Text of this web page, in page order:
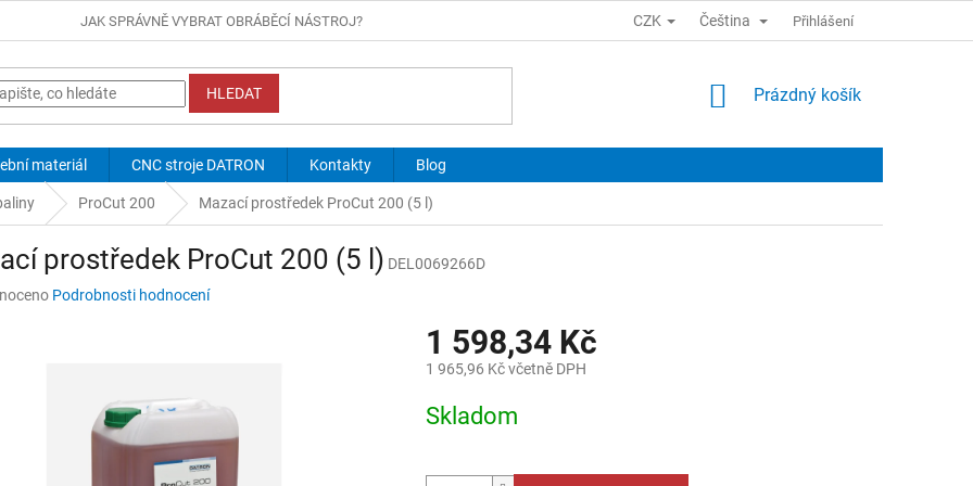
JAK SPRÁVNĚ VYBRAT OBRÁBĚCÍ NÁSTROJ? CZK Čeština Přihlášení
HLEDAT
NÁKUPNÍ
Prázdný košík
materiál CNC stroje DATRON Kontakty Blog
ProCut 200 Mazací prostředek ProCut 200 (5 l)
prostředek ProCut 200 (5 l) DEL0069266D
Podrobnosti hodnocení
1 598,34 Kč
1 965,96 Kč včetně DPH
cena:
Skladom